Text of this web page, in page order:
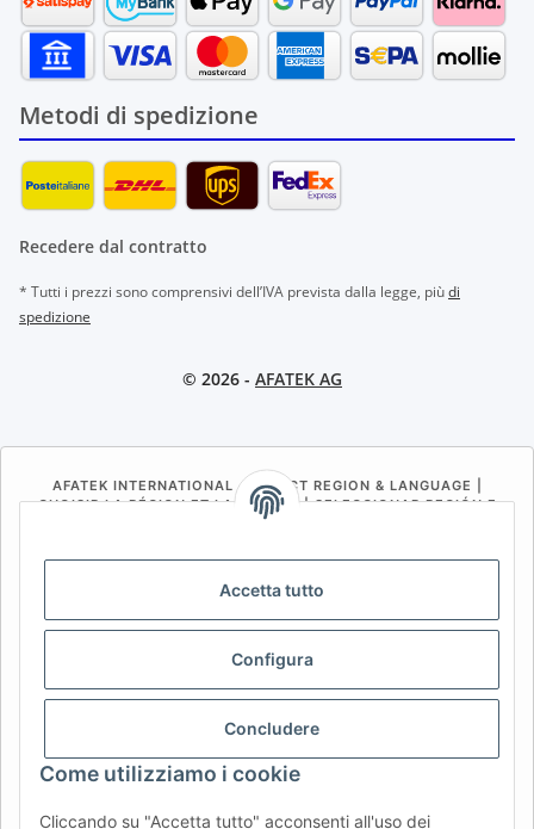
Accetta tutto
Configura
Concludere
Come utilizziamo i cookie
Cliccando su "Accetta tutto" acconsenti all'uso dei
Metodi di spedizione
Recedere dal contratto
* Tutti i prezzi sono comprensivi dell’IVA prevista dalla legge, piùdi
spedizione
© 2026 - AFATEK AG
AFATEK INTERNATIONAL – SELECT REGION & LANGUAGE |
CHOISIR LA RÉGION ET LA LANGUE | SELECCIONAR REGIÓN E
IDIOMA
ES
UK NZ USA MX PT
CZ
RO